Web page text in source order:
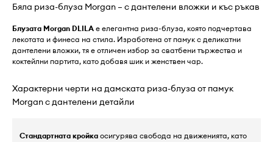
Бяла риза-блуза Morgan – с дантелени вложки и къс ръкав
Блузата Morgan DLILA е елегантна риза-блуза, която подчертава
лекотата и финеса на стила. Изработена от памук с деликатни
дантелени вложки, тя е отличен избор за сватбени тържества и
коктейлни партита, като добавя шик и женствен чар.
Характерни черти на дамската риза-блуза от памук
Morgan с дантелени детайли
Стандартната кройка осигурява свобода на движенията, като